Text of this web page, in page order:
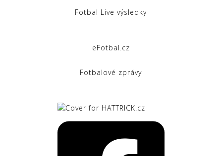
Fotbal Live výsledky
eFotbal.cz
Fotbalové zprávy